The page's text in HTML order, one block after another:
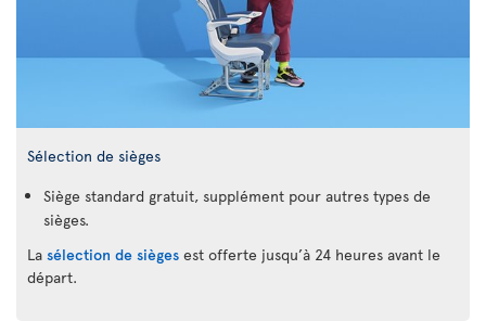
Sélection de sièges
Siège standard gratuit, supplément pour autres types de
sièges.
La sélection de sièges est offerte jusqu’à 24 heures avant le
départ.